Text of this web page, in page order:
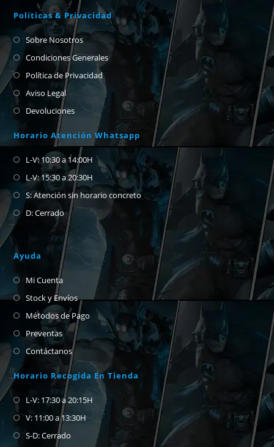
Políticas & Privacidad
Sobre Nosotros
Condiciones Generales
Política de Privacidad
Aviso Legal
Devoluciones
Horario Atención Whatsapp
L-V: 10:30 a 14:00H
L-V: 15:30 a 20:30H
S: Atención sin horario concreto
D: Cerrado
Ayuda
Mi Cuenta
Stock y Envíos
Métodos de Pago
Preventas
Contáctanos
Horario Recogida En Tienda
L-V: 17:30 a 20:15H
V: 11:00 a 13:30H
S-D: Cerrado